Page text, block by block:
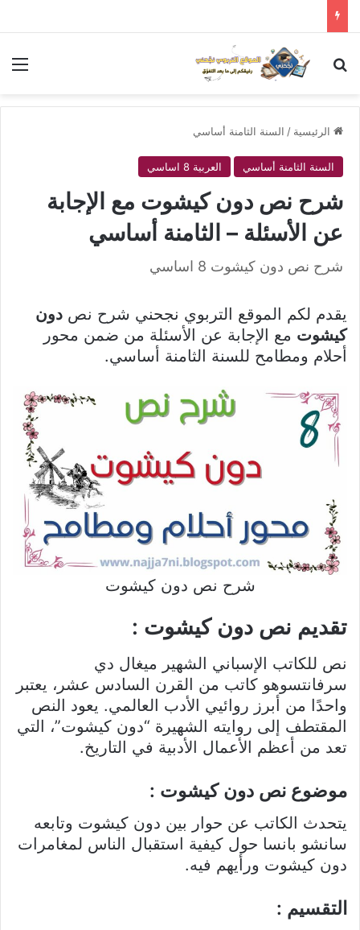
بحث عن
الرئيسية / السنة الثامنة أساسي
السنة الثامنة أساسي العربية 8 اساسي
شرح نص دون كيشوت مع الإجابة
عن الأسئلة – الثامنة أساسي
شرح نص دون كيشوت 8 اساسي
يقدم لكم الموقع التربوي نجحني شرح نص دون
كيشوت مع الإجابة عن الأسئلة من ضمن محور
أحلام ومطامح للسنة الثامنة أساسي.
شرح نص دون كيشوت
تقديم نص دون كيشوت :
نص للكاتب الإسباني الشهير ميغال دي
سرفانتسوهو كاتب من القرن السادس عشر، يعتبر
واحدًا من أبرز روائيي الأدب العالمي. يعود النص
المقتطف إلى روايته الشهيرة “دون كيشوت”، التي
تعد من أعظم الأعمال الأدبية في التاريخ.
موضوع نص دون كيشوت :
يتحدث الكاتب عن حوار بين دون كيشوت وتابعه
سانشو بانسا حول كيفية استقبال الناس لمغامرات
دون كيشوت ورأيهم فيه.
التقسيم :